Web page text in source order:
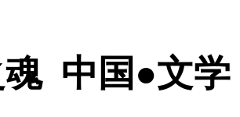
中国●文学